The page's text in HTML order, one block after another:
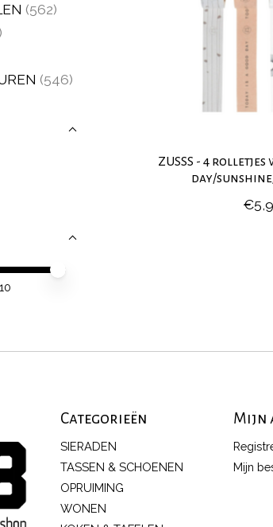
(562)
(546)
value
10
ZUSSS - 4 rolletjes
day/
Categorieën
SIERADEN
TASSEN & SCHOENEN
OPRUIMING
WONEN
Mijn
Mijn